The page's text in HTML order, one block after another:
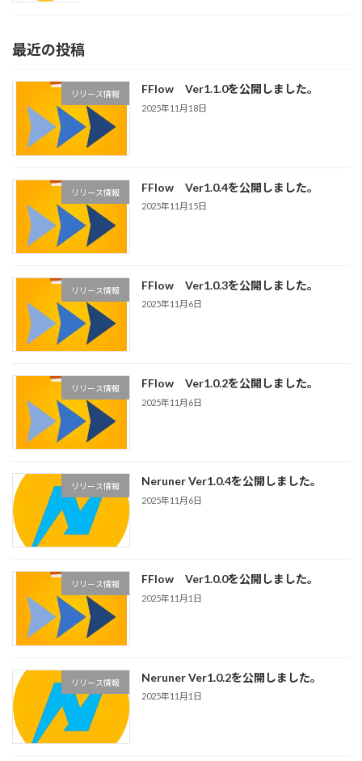
最近の投稿
リリース情報 FFlow Ver1.1.0を公開しました。
2025年11月18日
リリース情報 FFlow Ver1.0.4を公開しました。
2025年11月15日
リリース情報 FFlow Ver1.0.3を公開しました。
2025年11月6日
リリース情報 FFlow Ver1.0.2を公開しました。
2025年11月6日
リリース情報 Neruner Ver1.0.4を公開しました。
2025年11月6日
リリース情報 FFlow Ver1.0.0を公開しました。
2025年11月1日
リリース情報 Neruner Ver1.0.2を公開しました。
2025年11月1日